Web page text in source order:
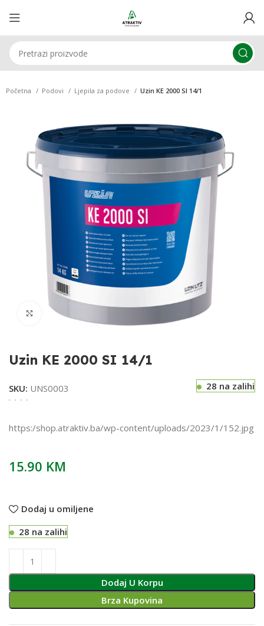
Početna Podovi Ljepila za podove Uzin KE 2000 SI 14/1
Klikni za uvećavanje
Uzin KE 2000 SI 14/1
SKU: UNS0003 28 na zalihi
https:/shop.atraktiv.ba/wp-content/uploads/2023/1/152.jpg
15.90 KM
Dodaj u omiljene
28 na zalihi
Dodaj U Korpu
Brza Kupovina